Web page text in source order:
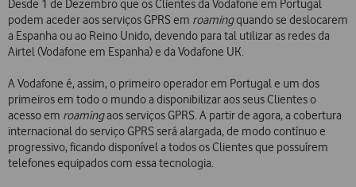
Desde 1 de Dezembro que os Clientes da Vodafone em Portugal
podem aceder aos serviços GPRS em roamingquando se deslocarem
a Espanha ou ao Reino Unido, devendo para tal utilizar as redes da
Airtel (Vodafone em Espanha) e da Vodafone UK.
A Vodafone é, assim, o primeiro operador em Portugal e um dos
primeiros em todo o mundo a disponibilizar aos seus Clientes o
acesso em roamingaos serviços GPRS. A partir de agora, a cobertura
internacional do serviço GPRS será alargada, de modo contínuo e
progressivo, ficando disponível a todos os Clientes que possuírem
telefones equipados com essa tecnologia.